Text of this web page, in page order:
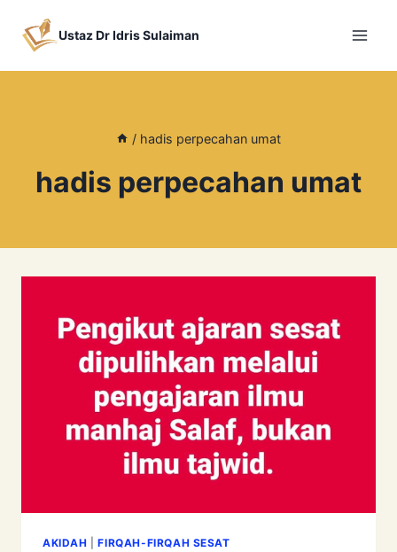
Ustaz Dr Idris Sulaiman
/ hadis perpecahan umat
hadis perpecahan umat
AKIDAH |FIRQAH-FIRQAH SESAT